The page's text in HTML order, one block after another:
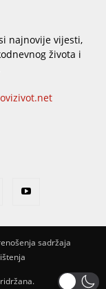
najnovije vijesti,
života i
sadržaja